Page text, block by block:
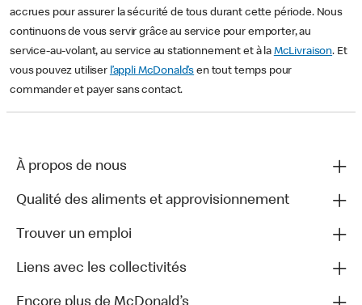
accrues pour assurer la sécurité de tous durant cette période. Nous
continuons de vous servir grâce au service pour emporter, au
service-au-volant, au service au stationnement et à la McLivraison. Et
vous pouvez utiliser l’appli McDonald’s en tout temps pour
commander et payer sans contact.
À propos de nous
Qualité des aliments et approvisionnement
Trouver un emploi
Liens avec les collectivités